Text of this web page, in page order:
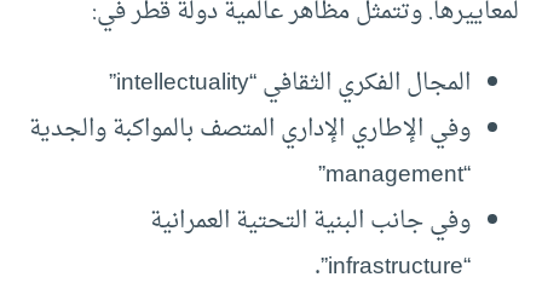
لمعاييرها. وتتمثل مظاهر عالمية دولة قطر في:
المجال الفكري الثقافي “intellectuality”
وفي الإطاري الإداري المتصف بالمواكبة والجدية
“management”
وفي جانب البنية التحتية العمرانية
“infrastructure”.